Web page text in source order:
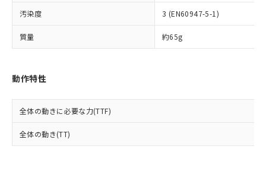
汚染度 3 (EN60947-5-1)
質量 約65g
動作特性
全体の動きに必要な力(TTF)
全体の動き(TT)
示しないようお願いします。
マイパーツ機能（部品リスト作成サー
ビス）をご利用いただくには、I-Web
メンバーズにご登録されている必要が
および当社の共同利用者が、当社の製
品・サービスに関するお客様との取
をご了承ください。
※当社の共同利用者とは、"個人情報
部品在庫の切り替え状況などにより、予定
月が前後することがあります。
下記の非含有証明書をダウンロードするこ
とができます。
EU RoHS指令（10物質）の非含有証明書
準値以下であることを示します。
「10」：通常の使用状況下において有害物
質が外部に漏えいし、環境に深刻な影響を
及ぼさない年数を意味します。
該第三者に通知します。また当社は、
販売先および販売に係わる関係者が違
法に輸出するおそれがある場合は、取
り引きをいたしません。
受注生産機種、また在庫状況の
情報を公開していない機種